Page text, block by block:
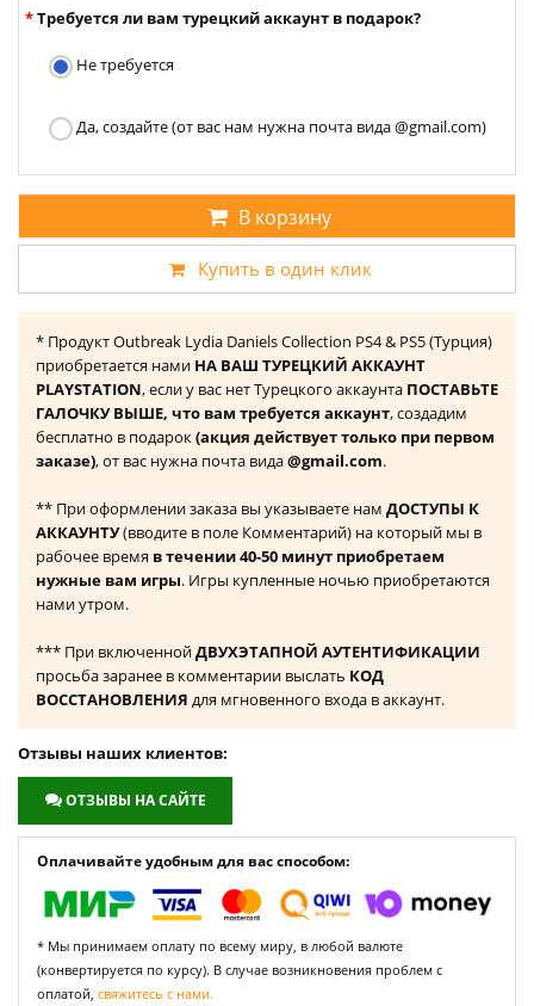
Требуется ли вам турецкий аккаунт в подарок?
Не требуется
Да, создайте (от вас нам нужна почта вида @gmail.com)
В корзину
Купить в один клик
* Продукт Outbreak Lydia Daniels Collection PS4 & PS5 (Турция)
приобретается нами НА ВАШ ТУРЕЦКИЙ АККАУНТ
PLAYSTATION, если у вас нет Турецкого аккаунта ПОСТАВЬТЕ
ГАЛОЧКУ ВЫШЕ, что вам требуется аккаунт, создадим
бесплатно в подарок(акция действует только при первом
заказе), от вас нужна почта вида@gmail.com.
** При оформлении заказа вы указываете нам ДОСТУПЫ К
АККАУНТУ(вводите в поле Комментарий) на который мы в
рабочее время в течении 40-50 минут приобретаем
нужные вам игры. Игры купленные ночью приобретаются
нами утром.
*** При включеннойДВУХЭТАПНОЙ АУТЕНТИФИКАЦИИ
просьба заранее в комментарии выслать КОД
ВОССТАНОВЛЕНИЯ для мгновенного входа в аккаунт.
Отзывы наших клиентов:
ОТЗЫВЫ НА САЙТЕ
Оплачивайте удобным для вас способом:
* Мы принимаем оплату по всему миру, в любой валюте
(конвертируется по курсу). В случае возникновения проблем с
оплатой, свяжитесь с нами.